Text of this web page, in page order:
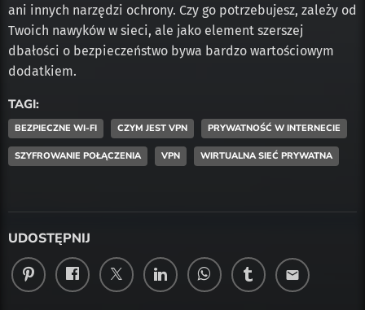
ani innych narzędzi ochrony. Czy go potrzebujesz, zależy od
Twoich nawyków w sieci, ale jako element szerszej
dbałości o bezpieczeństwo bywa bardzo wartościowym
dodatkiem.
TAGI:
BEZPIECZNE WI-FI CZYM JEST VPN PRYWATNOŚĆ W INTERNECIE
SZYFROWANIE POŁĄCZENIA VPN WIRTUALNA SIEĆ PRYWATNA
UDOSTĘPNIJ
email